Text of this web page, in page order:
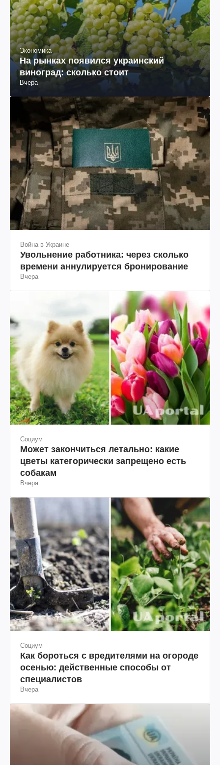
Экономика
На рынках появился украинский
виноград: сколько стоит
Вчера
Война в Украине
Увольнение работника: через сколько
времени аннулируется бронирование
Вчера
Социум
Может закончиться летально: какие
цветы категорически запрещено есть
собакам
Вчера
Социум
Как бороться с вредителями на огороде
осенью: действенные способы от
специалистов
Вчера